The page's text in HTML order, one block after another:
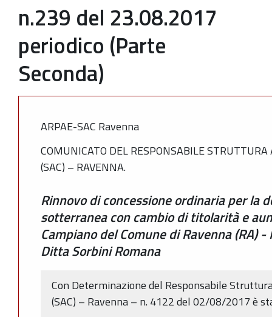
n.239 del 23.08.2017
periodico (Parte
Seconda)
ARPAE-SAC Ravenna
COMUNICATO DEL RESPONSABILE
(SAC) – RAVENNA.
Rinnovo di concessione ordinaria per la
sotterranea con cambio di titolarità e
Campiano del Comune di Ravenna (RA)
Ditta Sorbini Romana
Con Determinazione del Responsabile
(SAC) – Ravenna – n. 4122 del 02/08/2017 è